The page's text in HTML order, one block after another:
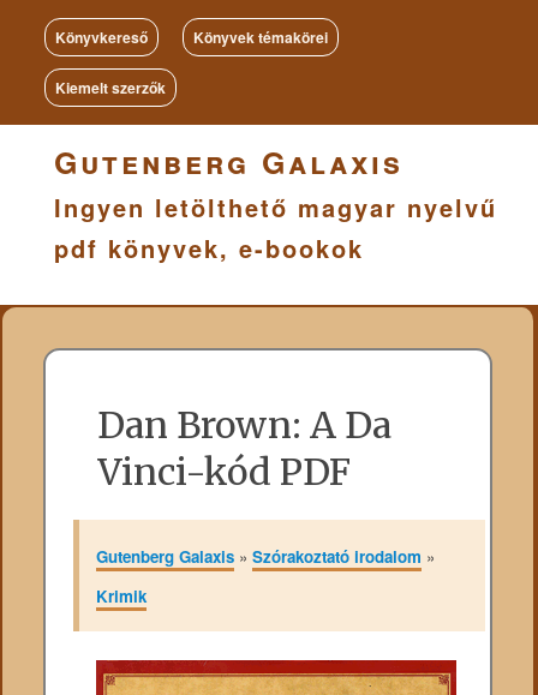
Könyvkereső Könyvek témakörei
Kiemelt szerzők
Gutenberg Galaxis
Ingyen letölthető magyar nyelvű
pdf könyvek, e-bookok
Dan Brown: A Da
Vinci-kód PDF
Gutenberg Galaxis» Szórakoztató irodalom »
Krimik